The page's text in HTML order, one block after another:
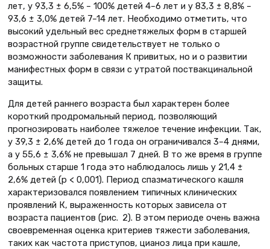
лет, у 93,3 ± 6,5% – 100% детей 4–6 лет и у 83,3 ± 8,8% –
93,6 ± 3,0% детей 7–14 лет. Необходимо отметить, что
высокий удельный вес среднетяжелых форм в старшей
возрастной группе свидетельствует не только о
возможности заболевания К привитых, но и о развитии
манифестных форм в связи с утратой поствакцинальной
защиты.
Для детей раннего возраста был характерен более
короткий продромальный период, позволяющий
прогнозировать наиболее тяжелое течение инфекции. Так,
у 39,3 ± 2,6% детей до 1 года он ограничивался 3–4 днями,
а у 55,6 ± 3,6% не превышал 7 дней. В то же время в группе
больных старше 1 года это наблюдалось лишь у 21,4 ±
2,6% детей (p < 0,001). Период спазматического кашля
характеризовался появлением типичных клинических
проявлений К, выраженность которых зависела от
возраста пациентов (рис. 2). В этом периоде очень важна
своевременная оценка критериев тяжести заболевания,
таких как частота приступов, цианоз лица при кашле,